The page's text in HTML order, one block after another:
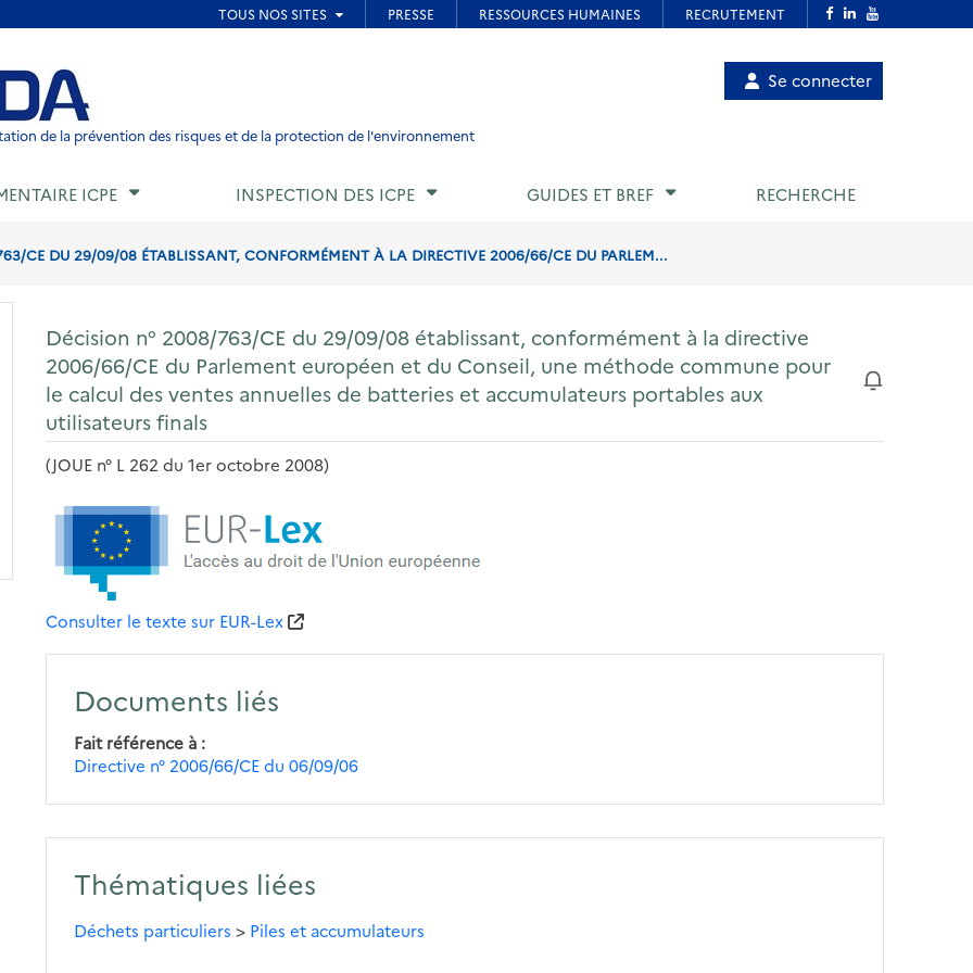
de page
de la prévention des risques et de la protection de l'environnement
Menu
utilisateur
Se connecter
ICPE INSPECTION DES ICPE GUIDES ET BREF RECHERCHE
CE DU 29/09/08 ÉTABLISSANT, CONFORMÉMENT À LA DIRECTIVE 2006/66/CE DU PARLEM...
Décision n° 2008/763/CE du 29/09/08 établissant, conformément à la directive
2006/66/CE du Parlement européen et du Conseil, une méthode commune pour
le calcul des ventes annuelles de batteries et accumulateurs portables aux
utilisateurs finals
(JOUE n° L 262 du 1er octobre 2008)
Consulter le texte sur EUR-Lex
Documents liés
Fait référence à
Directive n° 2006/66/CE du 06/09/06
Thématiques liées
Déchets particuliers > Piles et accumulateurs